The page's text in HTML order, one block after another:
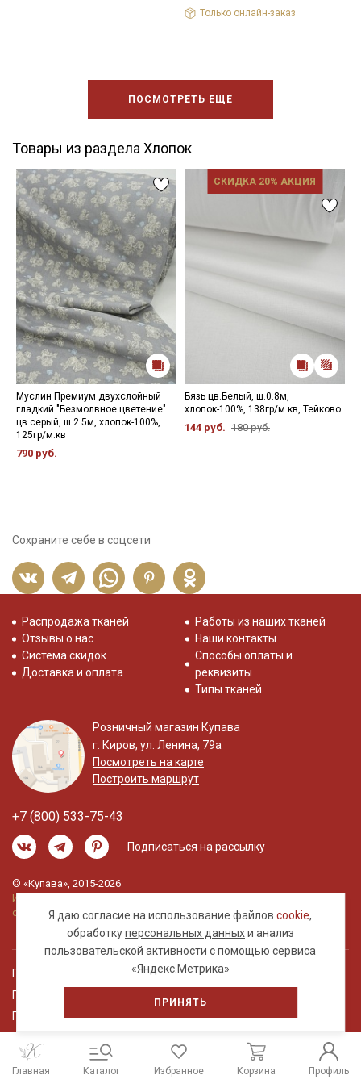
Только онлайн-заказ
ПОСМОТРЕТЬ ЕЩЕ
Товары из раздела Хлопок
Муслин Премиум двухслойный
гладкий "Безмолвное цветение"
цв.серый, ш.2.5м, хлопок-100%,
125гр/м.кв
790 руб.
СКИДКА 20% АКЦИЯ
Бязь цв.Белый, ш.0.8м,
хлопок-100%, 138гр/м.кв, Тейково
144 руб. 180 руб.
Сохраните себе в соцсети
Я даю согласие на использование файловcookie,
обработкуперсональных данныхи анализ
пользовательской активности с помощью сервиса
«Яндекс.Метрика»
ПРИНЯТЬ
Распродажа тканей
Отзывы о нас
Система скидок
Доставка и оплата
Работы из наших тканей
Наши контакты
Способы оплаты и
реквизиты
Типы тканей
Розничный магазин Купава
г. Киров, ул. Ленина, 79а
Посмотреть на карте
Построить маршрут
+7 (800) 533-75-43
Подписаться на рассылку
© «Купава», 2015-2026
Информация на сайте не является публичной
офертой.
Правовая информация
Политика обработки персональных данных
Пользовательское соглашение
Главная Каталог Избранное Корзина Профиль